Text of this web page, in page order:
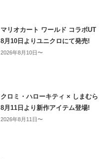
マリオカート ワールド コラボUT
8月10日よりユニクロにて発売!
2026年8月10日〜
クロミ・ハローキティ × しまむら
8月11日より新作アイテム登場!
2026年8月11日〜